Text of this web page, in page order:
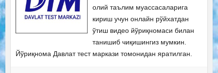
олий таълим муассасаларига
кириш учун онлайн рўйхатдан
ўтиш видео йўриқномаси билан
танишиб чиқишингиз мумкин.
Йўриқнома Давлат тест маркази томонидан яратилган.